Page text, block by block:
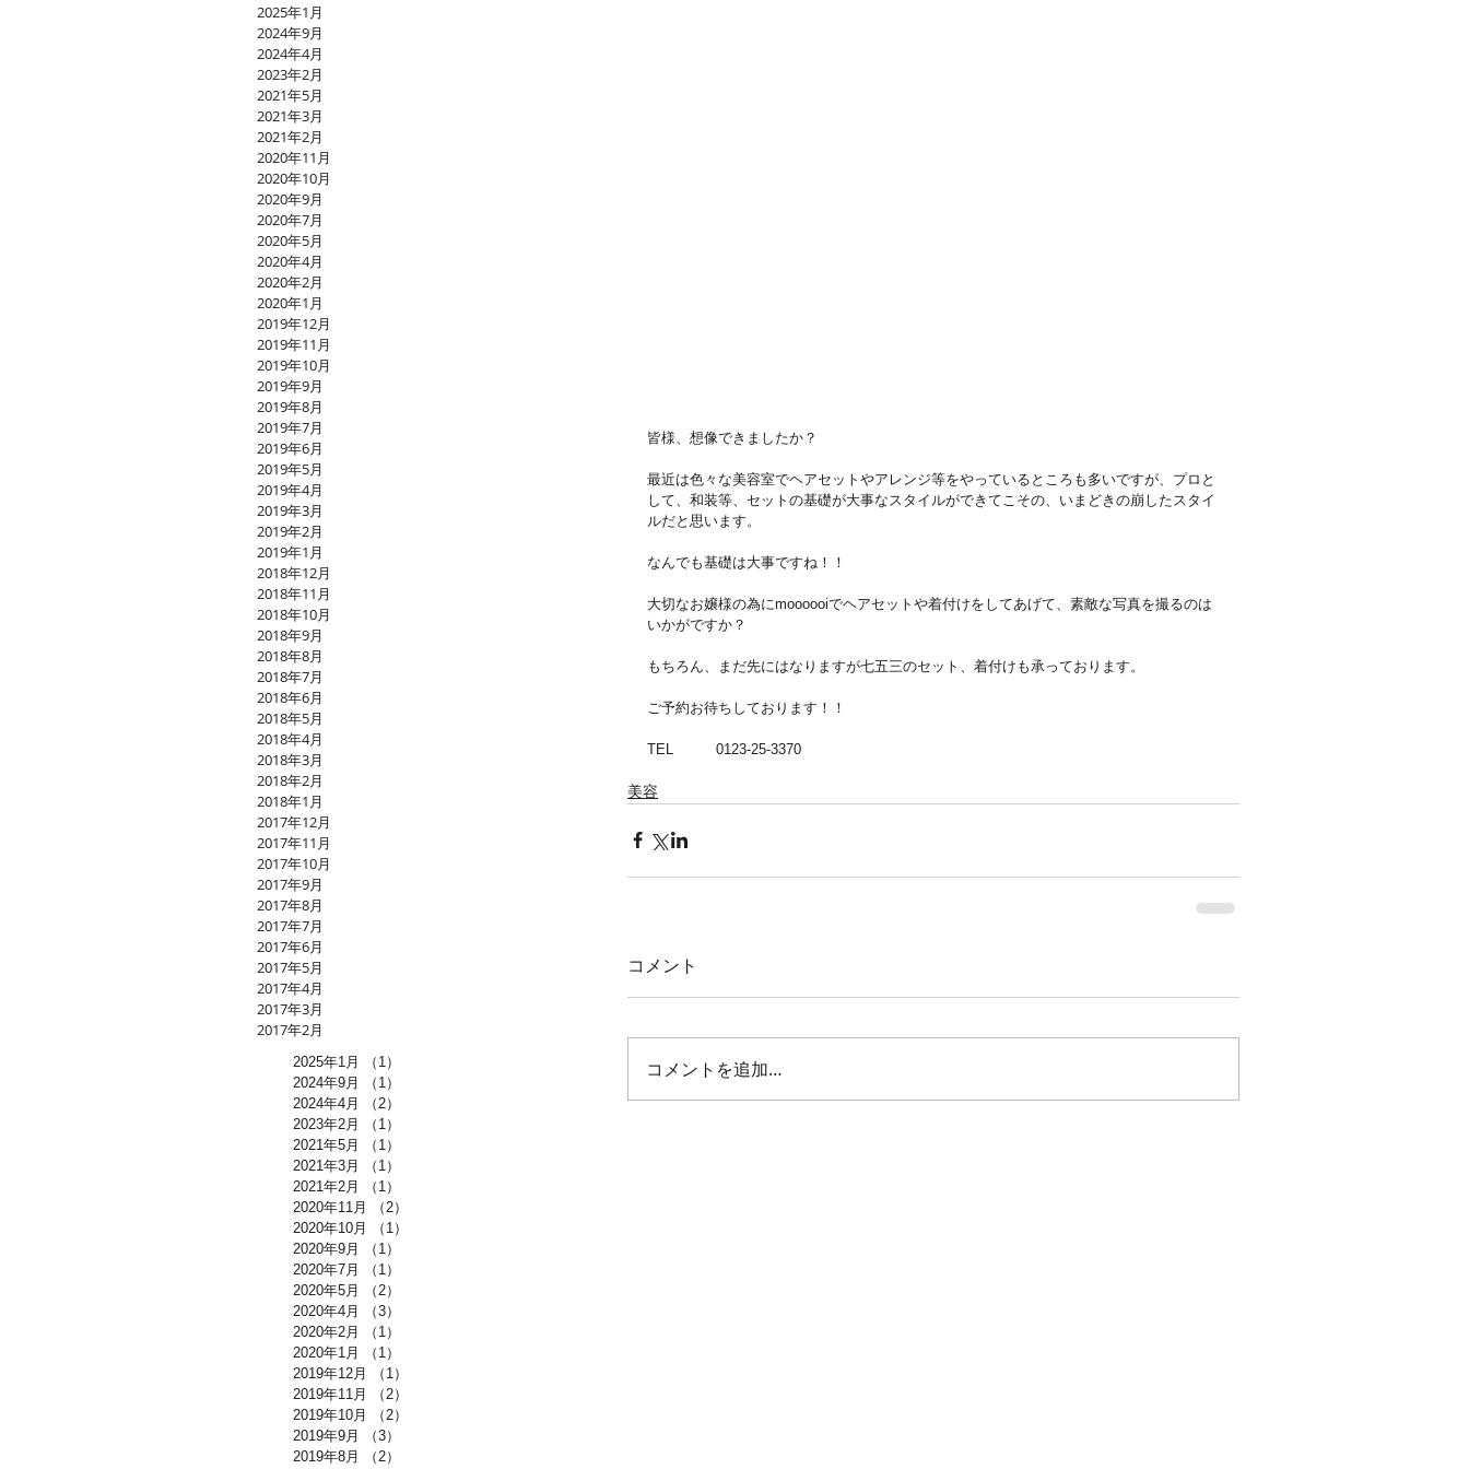
2025年1月
2024年9月
2024年4月
2023年2月
2021年5月
2021年3月
2021年2月
2020年11月
2020年10月
2020年9月
2020年7月
2020年5月
2020年4月
2020年2月
2020年1月
2019年12月
2019年11月
2019年10月
2019年9月
2019年8月
2019年7月
2019年6月
2019年5月
2019年4月
2019年3月
2019年2月
2019年1月
2018年12月
2018年11月
2018年10月
2018年9月
2018年8月
2018年7月
2018年6月
2018年5月
2018年4月
2018年3月
2018年2月
2018年1月
2017年12月
2017年11月
2017年10月
2017年9月
2017年8月
2017年7月
2017年6月
2017年5月
2017年4月
2017年3月
2017年2月
2025年1月 （1）
2024年9月
（1）
2024年4月
（2）
2023年2月
（1）
2021年5月
（1）
2021年3月
（1）
2021年2月
（1）
2020年11月
（2）
2020年10月
（1）
2020年9月
（1）
2020年7月
（1）
2020年5月
（2）
2020年4月
（3）
2020年2月
（1）
2020年1月
（1）
2019年12月
（1）
2019年11月
（2）
2019年10月
（2）
2019年9月
（3）
2019年8月
（2）
皆様、想像できましたか？
最近は色々な美容室でヘアセットやアレンジ等をやっているところも多いですが、プロと
して、和装等、セットの基礎が大事なスタイルができてこその、いまどきの崩したスタイ
ルだと思います。
なんでも基礎は大事ですね！！
大切なお嬢様の為にmoooooiでヘアセットや着付けをしてあげて、素敵な写真を撮るのは
いかがですか？
もちろん、まだ先にはなりますが七五三のセット、着付けも承っております。
ご予約お待ちしております！！
TEL　　　0123-25-3370
美容
コメント
コメントを追加…